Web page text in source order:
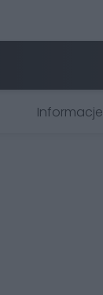
Informacje